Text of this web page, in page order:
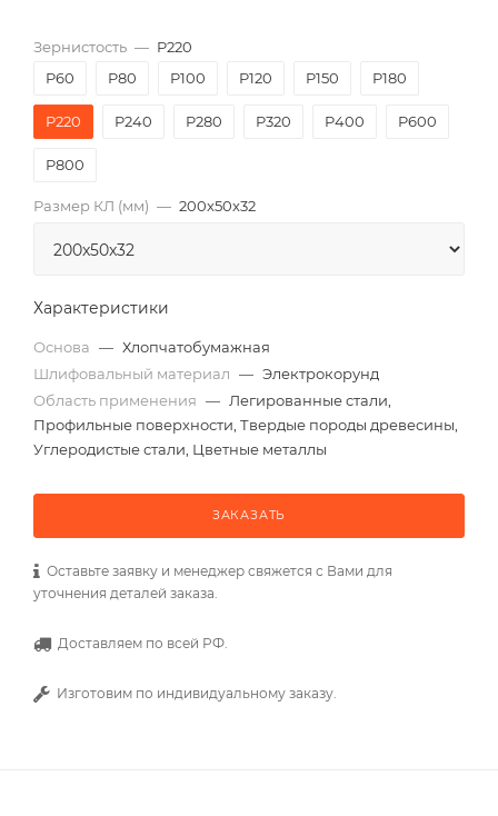
Зернистость — P220
P60
P80 P100 P120 P150 P180
P220 P240 P280 P320 P400 P600
P800
Размер КЛ (мм) — 200x50x32
Характеристики
Основа — Хлопчатобумажная
Шлифовальный материал — Электрокорунд
Область применения — Легированные стали,
Профильные поверхности, Твердые породы древесины,
Углеродистые стали, Цветные металлы
ЗАКАЗАТЬ
Оставьте заявку и менеджер свяжется с Вами для
уточнения деталей заказа.
Доставляем по всей РФ.
Изготовим по индивидуальному заказу.